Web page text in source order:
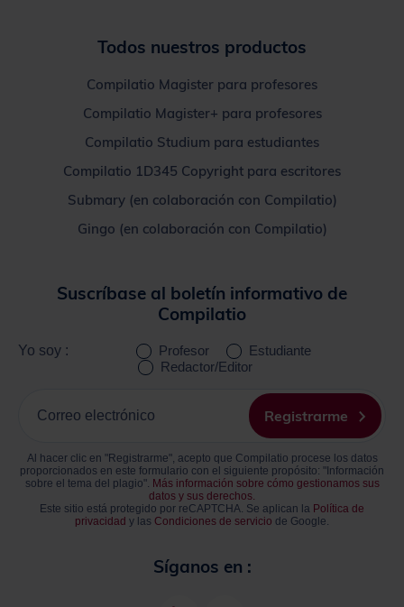
Todos nuestros productos
Compilatio Magister para profesores
Compilatio Magister+ para profesores
Compilatio Studium para estudiantes
Compilatio 1D345 Copyright para escritores
Submary (en colaboración con Compilatio)
Gingo (en colaboración con Compilatio)
Síganos en :
Suscríbase al boletín informativo de
Compilatio
Yo soy : Profesor
Estudiante
Redactor/Editor
Registrarme
Al hacer clic en "Registrarme", acepto que Compilatio procese los datos
proporcionados en este formulario con el siguiente propósito: "Información
sobre el tema del plagio". Más información sobre cómo gestionamos sus
datos y sus derechos.
Este sitio está protegido por reCAPTCHA. Se aplican la Política de
privacidad y las Condiciones de servicio de Google.